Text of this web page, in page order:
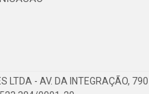
LTDA - AV. DA INTEGRAÇÃO,